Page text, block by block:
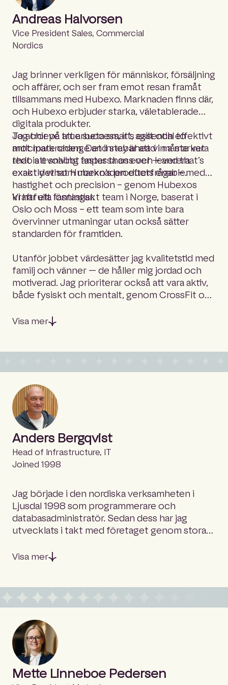
Andreas Halvorsen
Vice President Sales, Commercial
Nordics
Jag brinner verkligen för människor, försäljning
och affärer, och ser fram emot resan framåt
tillsammans med Hubexo. Marknaden finns där,
och Hubexo erbjuder starka, väletablerade
digitala produkter.
To achieve true success, it’s essential to
anticipate change and stay ahead in a market
that is evolving faster than ever — and that’s
exactly what Hubexo’s products enable.
Jag tror på att arbeta smart, agilt och effektivt
mot marknaden. Det innebär att vi måste vara
redo att snabbt anpassa oss och leverera
exakt det som marknaden efterfrågar – med
hastighet och precision – genom Hubexos
kraftfulla lösningar.
Vi har ett fantastiskt team i Norge, baserat i
Oslo och Moss – ett team som inte bara
övervinner utmaningar utan också sätter
standarden för framtiden.
Utanför jobbet värdesätter jag kvalitetstid med
familj och vänner — de håller mig jordad och
motiverad. Jag prioriterar också att vara aktiv,
både fysiskt och mentalt, genom CrossFit och
Visa mer
Anders Bergqvist
Head of Infrastructure, IT
Joined 1998
Jag började i den nordiska verksamheten i
Ljusdal 1998 som programmerare och
databasadministratör. Sedan dess har jag
utvecklats i takt med företaget genom stora
lokalt och globalt. Den här resan har lett mig till
harmonisera Hubexos infrastruktur och
leverera en enhetlig medarbetarupplevelse
resa och ser till att besöka nya platser för att
uppleva lokala kulturer och maträtter.
Visa mer
Mette Linneboe Pedersen